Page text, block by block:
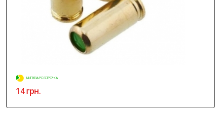
МИТТЄВА РОЗСТРОЧКА
14 грн.